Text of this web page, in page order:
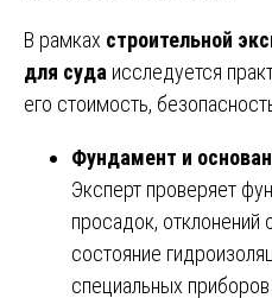
В рамках строительной
для суда исследуется
его стоимость,
Фундамент и
Эксперт проверяет
просадок, отклонений
состояние
специальных